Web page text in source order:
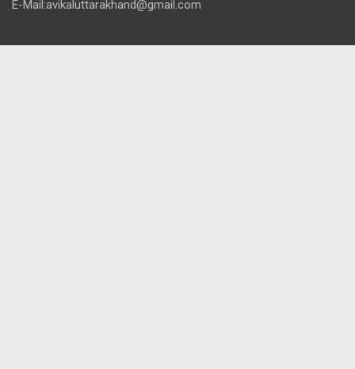
E-Mail:avikaluttarakhand@gmail.com